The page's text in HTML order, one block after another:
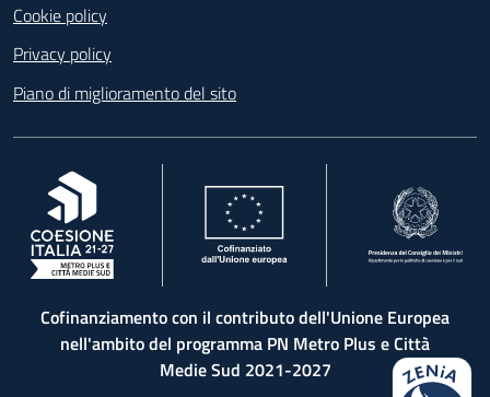
Cookie policy
Privacy policy
Piano di miglioramento del sito
, apre in una nuova scheda
Cofinanziamento con il contributo dell'Unione Europea
nell'ambito del programma PN Metro Plus e Città
Medie Sud 2021-2027